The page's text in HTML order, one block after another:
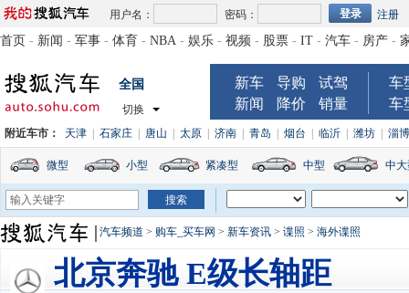
用户名： 密码： 注册
首页 - 新闻 - 军事 - 体育 - NBA - 娱乐 - 视频 - 股票 - IT - 汽车 - 房产 -
全国
切换
新车 导购
试驾
新闻
降价 销量
车
车
附近车市： 天津 石家庄 唐山 太原 济南 青岛 烟台 临沂 潍坊 淄博
微型 小型 紧凑型 中型 中
汽车频道 > 购车_买车网 > 新车资讯 > 谍照 > 海外谍照
北京奔驰 E级长轴距